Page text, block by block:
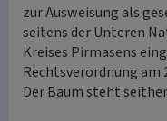
zur Ausweisung als
seitens der Unteren
Kreises Pirmasens
Rechtsverordnung am
Der Baum steht